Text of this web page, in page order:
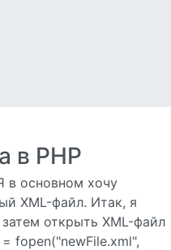
в PHP
в основном хочу
XML-файл. Итак, я
открыть XML-файл
fopen("newFile.xml",